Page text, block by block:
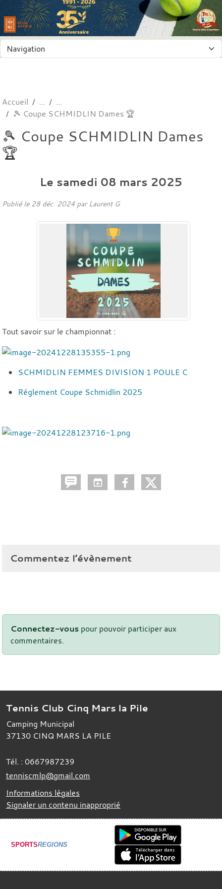
Accueil
🎾 Coupe SCHMIDLIN Dames 🏆
🎾 Coupe SCHMIDLIN Dames
🏆
Le samedi 08 mars 2025
Publié le 28 déc. 2024 par Laurent G
Tout savoir sur le championnat :
SCHMIDLIN FEMMES DIVISION 1 POULE C
Réglement Coupe Schmidlin 2025
Commentez l’évènement
Connectez-vous pour pouvoir participer aux
commentaires.
Tennis Club Cinq Mars la Pile
Camping Municipal
37130 CINQ MARS LA PILE
Tél. : 0667987239
tenniscmlp@gmail.com
Informations légales
Signaler un contenu inapproprié
SPORTSREGIONS
Panneau de gestion des cookies